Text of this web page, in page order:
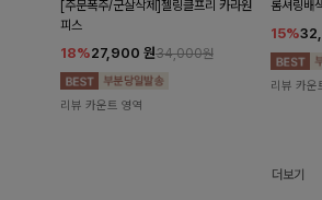
[주문폭주/군살삭제]젤링클프리 카라원
피스
18%27,900 원34,000원
리뷰 카운트 영역
롬셔링배
15%
리뷰 카운
더보기